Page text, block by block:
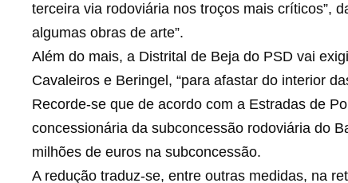
terceira via rodoviária nos troços mais críticos”,
algumas obras de arte”.
Além do mais, a Distrital de Beja do PSD vai
Cavaleiros e Beringel, “para afastar do interior
Recorde-se que de acordo com a Estradas de
concessionária da subconcessão rodoviária do
milhões de euros na subconcessão.
A redução traduz-se, entre outras medidas, na